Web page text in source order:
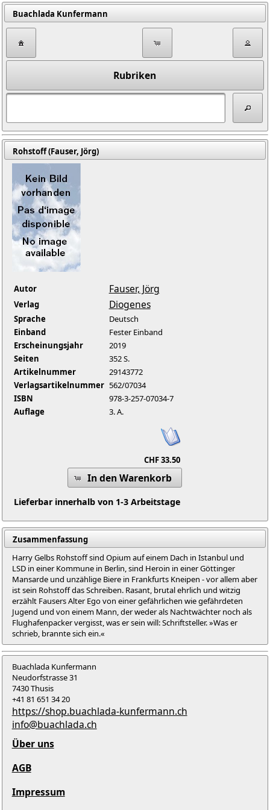
Buachlada Kunfermann
Rubriken
Rohstoff (Fauser, Jörg)
Autor Fauser, Jörg
Verlag Diogenes
Sprache
Deutsch
Einband
Fester Einband
Erscheinungsjahr
2019
Seiten
352 S.
Artikelnummer
29143772
Verlagsartikelnummer 562/07034
ISBN
978-3-257-07034-7
Auflage
3. A.
CHF 33.50
In den Warenkorb
Lieferbar innerhalb von 1-3 Arbeitstage
Zusammenfassung
Harry Gelbs Rohstoff sind Opium auf einem Dach in Istanbul und
LSD in einer Kommune in Berlin, sind Heroin in einer Göttinger
Mansarde und unzählige Biere in Frankfurts Kneipen - vor allem aber
ist sein Rohstoff das Schreiben. Rasant, brutal ehrlich und witzig
erzählt Fausers Alter Ego von einer gefährlichen wie gefährdeten
Jugend und von einem Mann, der weder als Nachtwächter noch als
Flughafenpacker vergisst, was er sein will: Schriftsteller. »Was er
schrieb, brannte sich ein.«
Buachlada Kunfermann
Neudorfstrasse 31
7430 Thusis
+41 81 651 34 20
https://shop.buachlada-kunfermann.ch
info@buachlada.ch
Über uns
AGB
Impressum